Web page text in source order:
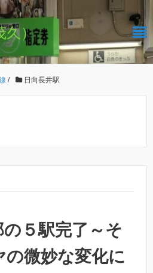
久）
/ 日向長井駅
５駅完了～そ
微妙な変化に